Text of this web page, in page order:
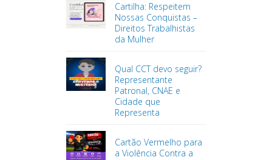
Cartilha: Respeitem
Nossas Conquistas –
Direitos Trabalhistas
da Mulher
Qual CCT devo seguir?
Representante
Patronal, CNAE e
Cidade que
Representa
Cartão Vermelho para
a Violência Contra a